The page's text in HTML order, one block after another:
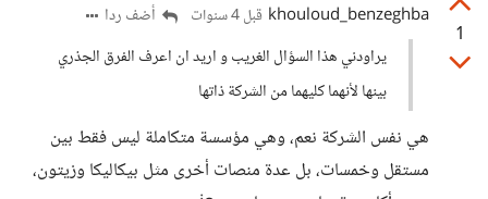
1
khouloud_benzeghba قبل 4 سنوات
أضف ردا
يراودني هذا السؤال الغريب و اريد ان اعرف الفرق الجذري
بينها لأنهما كليهما من الشركة ذاتها
هي نفس الشركة نعم، وهي مؤسسة متكاملة ليس فقط بين
مستقل وخمسات، بل عدة منصات أخرى مثل بيكاليكا وزيتون،